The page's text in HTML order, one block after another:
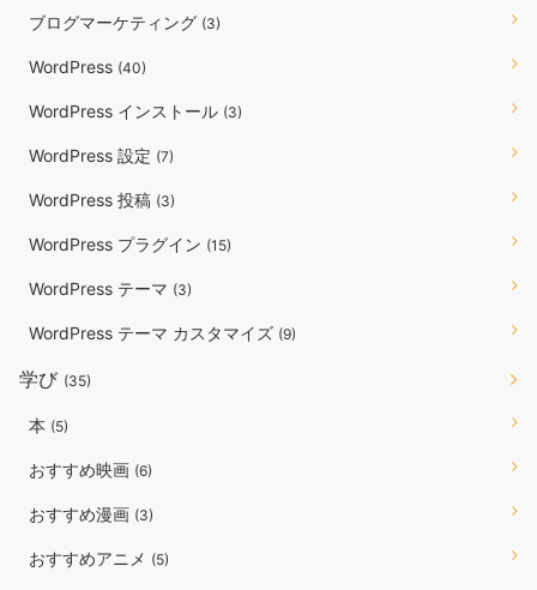
ブログマーケティング (3)
WordPress (40)
WordPress インストール (3)
WordPress 設定 (7)
WordPress 投稿 (3)
WordPress プラグイン (15)
WordPress テーマ (3)
WordPress テーマ カスタマイズ (9)
学び (35)
本 (5)
おすすめ映画 (6)
おすすめ漫画 (3)
おすすめアニメ (5)